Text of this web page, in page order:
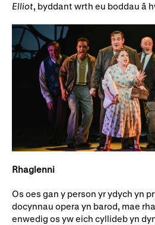
Elliot, byddant wrth eu boddau â
Rhaglenni
Os oes gan y person yr ydych yn
docynnau opera yn barod, mae
enwedig os yw eich cyllideb yn